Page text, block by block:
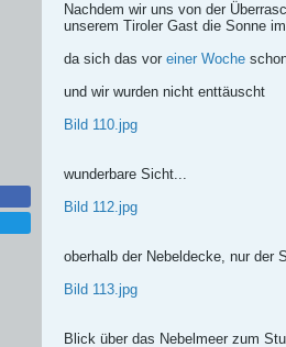
Nachdem wir uns von der
unserem Tiroler Gast die Sonne
da sich das vor einer Woche
und wir wurden nicht enttäuscht
Bild 110.jpg
wunderbare Sicht...
Bild 112.jpg
oberhalb der Nebeldecke, nur der
Bild 113.jpg
Blick über das Nebelmeer zum